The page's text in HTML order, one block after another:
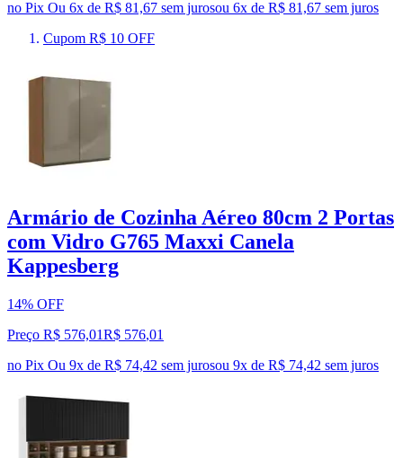
no Pix Ou 6x de R$ 81,67 sem jurosou 6x de R$ 81,67 sem juros
Cupom R$ 10 OFF
Armário de Cozinha Aéreo 80cm 2 Portas
com Vidro G765 Maxxi Canela
Kappesberg
14% OFF
Preço R$ 576,01R$ 576,01
no Pix Ou 9x de R$ 74,42 sem jurosou 9x de R$ 74,42 sem juros